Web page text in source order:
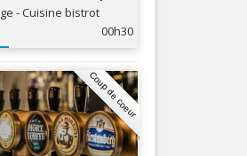
Nice Aéroport
- Cuisine bistrot
00h30
Coup de coeur